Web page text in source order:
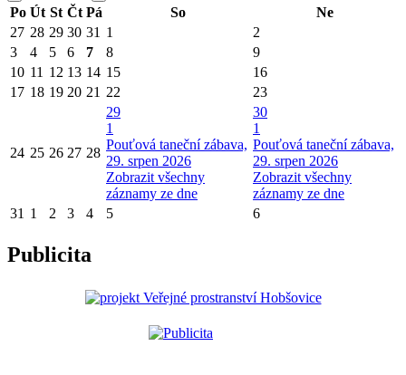
Po Út St Čt Pá So
Ne
27 28 29 30 31 1
2
3
4 5 6 7 8
9
10 11 12 13 14 15
16
17 18 19 20 21 22 23
24 25 26 27 28
29
1
Pouťová taneční zábava,
29. srpen 2026
Zobrazit všechny
záznamy ze dne
30
1
Pouťová taneční zábava,
29. srpen 2026
Zobrazit všechny
záznamy ze dne
31 1 2 3 4 5 6
Publicita